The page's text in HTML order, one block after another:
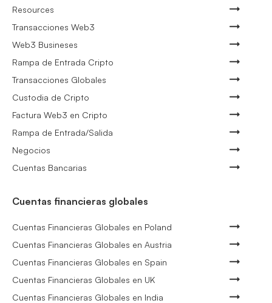
Resources
Transacciones Web3
Web3 Busineses
Rampa de Entrada Cripto
Transacciones Globales
Custodia de Cripto
Factura Web3 en Cripto
Rampa de Entrada/Salida
Negocios
Cuentas Bancarias
Cuentas financieras globales
Cuentas Financieras Globales en Poland
Cuentas Financieras Globales en Austria
Cuentas Financieras Globales en Spain
Cuentas Financieras Globales en UK
Cuentas Financieras Globales en India